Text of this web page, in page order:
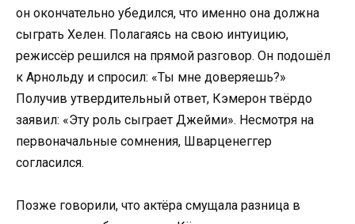
он окончательно убедился, что именно она должна
сыграть Хелен. Полагаясь на свою интуицию,
режиссёр решился на прямой разговор. Он подошёл
к Арнольду и спросил: «Ты мне доверяешь?»
Получив утвердительный ответ, Кэмерон твёрдо
заявил: «Эту роль сыграет Джейми». Несмотря на
первоначальные сомнения, Шварценеггер
согласился.
Позже говорили, что актёра смущала разница в